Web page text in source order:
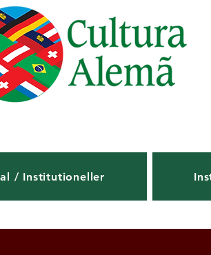
/ Institutioneller